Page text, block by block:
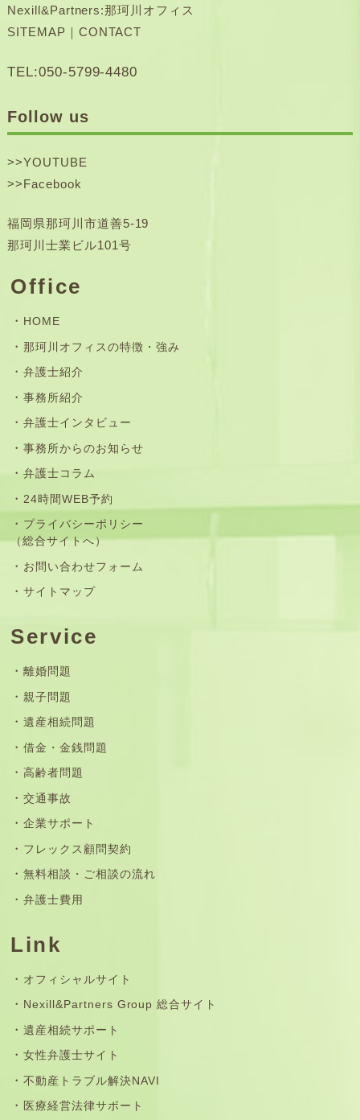
Nexill&Partners:那珂川オフィス
SITEMAP ｜ CONTACT
TEL:050-5799-4480
Follow us
>>YOUTUBE
>>Facebook
福岡県那珂川市道善5-19
那珂川士業ビル101号
Office
HOME
那珂川オフィスの特徴・強み
弁護士紹介
事務所紹介
弁護士インタビュー
事務所からのお知らせ
弁護士コラム
24時間WEB予約
プライバシーポリシー
（総合サイトへ）
お問い合わせフォーム
サイトマップ
Service
離婚問題
親子問題
遺産相続問題
借金・金銭問題
高齢者問題
交通事故
企業サポート
フレックス顧問契約
無料相談・ご相談の流れ
弁護士費用
Link
オフィシャルサイト
Nexill&Partners Group 総合サイト
遺産相続サポート
女性弁護士サイト
不動産トラブル解決NAVI
医療経営法律サポート